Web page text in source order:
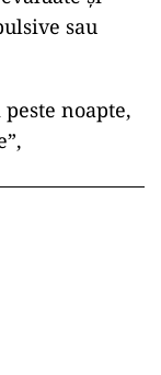
sau
noapte,